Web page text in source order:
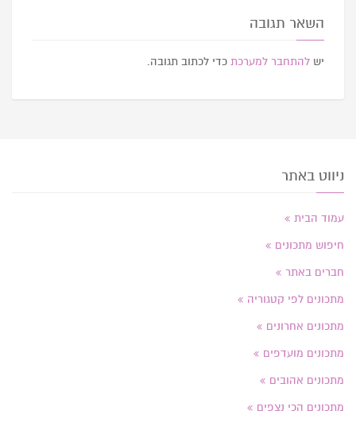
השאר תגובה
יש להתחבר למערכת כדי לכתוב תגובה.
ניווט באתר
עמוד הבית
חיפוש מתכונים
חברים באתר
מתכונים לפי קטגוריה
מתכונים אחרונים
מתכונים מועדפים
מתכונים אהובים
מתכונים הכי נצפים